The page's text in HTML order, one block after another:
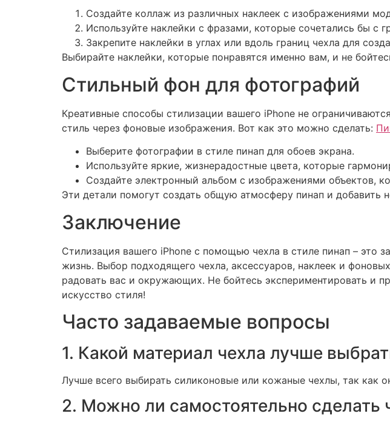
Создайте коллаж из различных наклеек с изображениями
Используйте наклейки с фразами, которые сочетались бы с
Закрепите наклейки в углах или вдоль границ чехла для
Выбирайте наклейки, которые понравятся именно вам, и не
Стильный фон для фотографий
Креативные способы стилизации вашего iPhone не
стиль через фоновые изображения. Вот как это можно сделать:
Выберите фотографии в стиле пинап для обоев экрана.
Используйте яркие, жизнерадостные цвета, которые
Создайте электронный альбом с изображениями объектов,
Эти детали помогут создать общую атмосферу пинап и добавить
Заключение
Стилизация вашего iPhone с помощью чехла в стиле пинап – это
жизнь. Выбор подходящего чехла, аксессуаров, наклеек и
радовать вас и окружающих. Не бойтесь экспериментировать и
искусство стиля!
Часто задаваемые вопросы
1. Какой материал чехла лучше
Лучше всего выбирать силиконовые или кожаные чехлы, так как
2. Можно ли самостоятельно сделать